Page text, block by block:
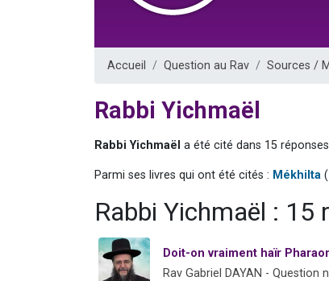
Accueil Question au Rav Sources /
Rabbi Yichmaël
Rabbi Yichmaël a été cité dans 15
Parmi ses livres qui ont été cités : Mékhilta
Rabbi Yichmaël : 15
Doit-on vraiment haïr
Rav Gabriel DAYAN - Question